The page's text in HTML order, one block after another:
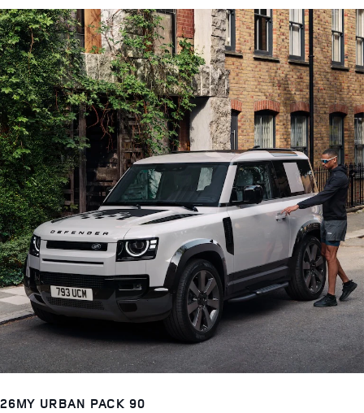
26MY URBAN PACK 90